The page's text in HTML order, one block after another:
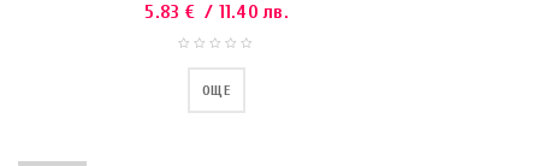
5.83 € / 11.40 лв.
ОЩЕ